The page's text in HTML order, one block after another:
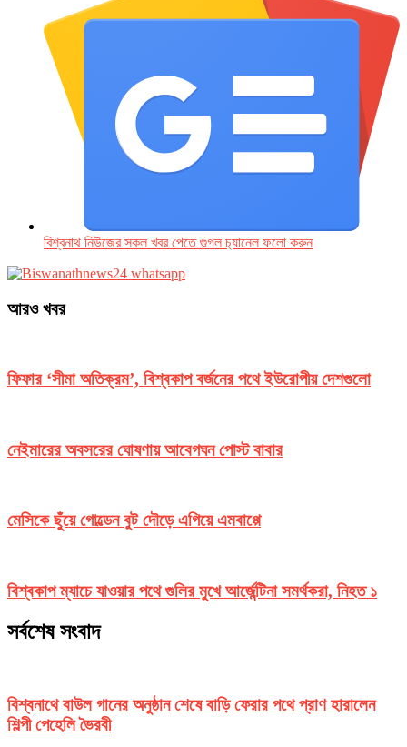
বিশ্বনাথ নিউজের সকল খবর পেতে গুগল চ‌্যানেল ফলো করুন
আরও খবর
ফিফার ‘সীমা অতিক্রম’, বিশ্বকাপ বর্জনের পথে ইউরোপীয় দেশগুলো
নেইমারের অবসরের ঘোষণায় আবেগঘন পোস্ট বাবার
মেসিকে ছুঁয়ে গোল্ডেন বুট দৌড়ে এগিয়ে এমবাপ্পে
বিশ্বকাপ ম্যাচে যাওয়ার পথে গুলির মুখে আর্জেন্টিনা সমর্থকরা, নিহত ১
সর্বশেষ সংবাদ
বিশ্বনাথে বাউল গানের অনুষ্ঠান শেষে বাড়ি ফেরার পথে প্রাণ হারালেন
শিল্পী পেহেলি ভৈরবী